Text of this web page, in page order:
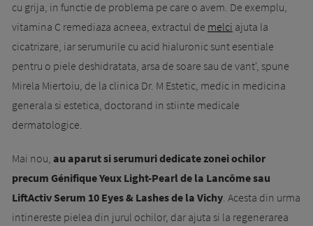
cu grija, in functie de problema pe care o avem. De exemplu,
vitamina C remediaza acneea, extractul de melci ajuta la
cicatrizare, iar serumurile cu acid hialuronic sunt esentiale
pentru o piele deshidratata, arsa de soare sau de vant', spune
Mirela Miertoiu, de la clinica Dr. M Estetic, medic in medicina
generala si estetica, doctorand in stiinte medicale
dermatologice.
Mai nou, au aparut si serumuri dedicate zonei ochilor
precum Génifique Yeux Light-Pearl de la Lancôme sau
LiftActiv Serum 10 Eyes & Lashes de la Vichy. Acesta din urma
intinereste pielea din jurul ochilor, dar ajuta si la regenerarea